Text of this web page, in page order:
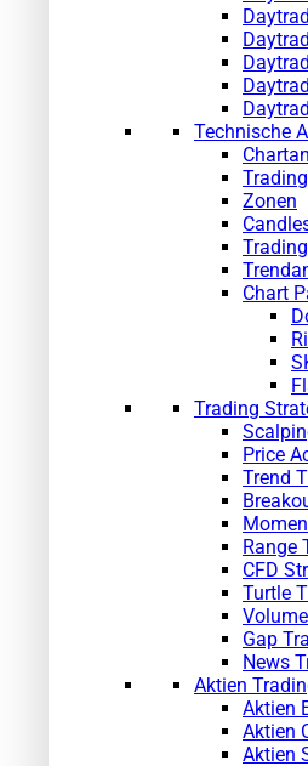
Technische
Zonen
Chart
Trading
Price
Trend
Range
CFD
Turtle
Gap
News
Aktien
Aktien
Aktien
Aktien